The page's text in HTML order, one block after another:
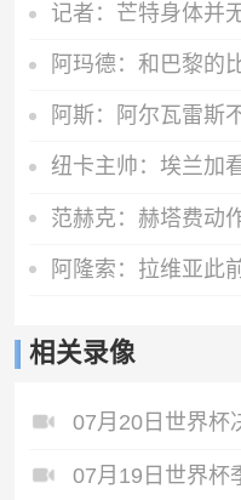
相关录像
07月20日世界杯
07月19日世界杯